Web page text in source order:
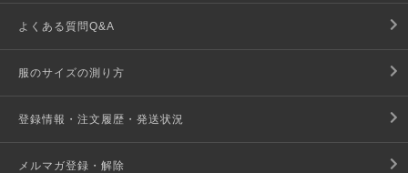
よくある質問Q&A
服のサイズの測り方
登録情報・注文履歴・発送状況
メルマガ登録・解除